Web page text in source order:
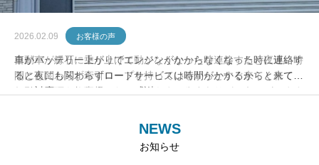
2026.02.09 お客様の声
車がバッテリー上がりでエンジンがかからなくなった時に連絡す
ると夜にも関わらずロードサービスは時間がかかるからと来てく
れて対応してくれました。感謝しています。
NEWS
お知らせ